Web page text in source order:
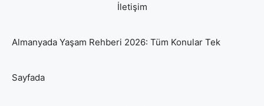
İletişim
Almanyada Yaşam Rehberi 2026: Tüm Konular Tek
Sayfada